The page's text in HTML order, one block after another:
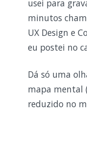
usei para
minutos
UX Design e
eu postei no
Dá só uma
mapa mental
reduzido no